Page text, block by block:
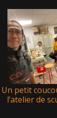
Un petit
l’atelier de